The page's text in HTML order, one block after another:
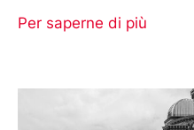
Per saperne di più